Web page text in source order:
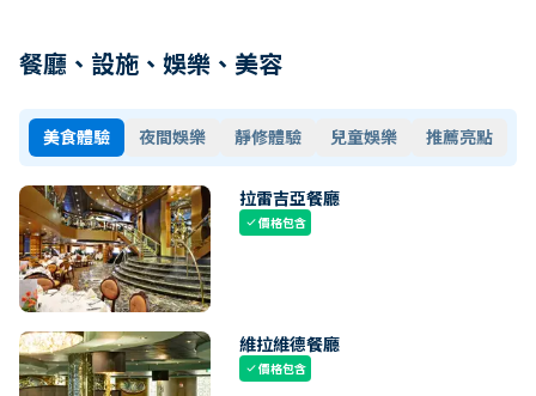
餐廳、設施、娛樂、美容
美食體驗 夜間娛樂 靜修體驗 兒童娛樂 推薦亮點
拉雷吉亞餐廳
check價格包含
維拉維德餐廳
check價格包含